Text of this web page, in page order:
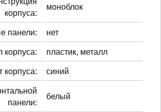
корпуса:
моноблок
панели: нет
корпуса: пластик, металл
корпуса: синий
панели:
белый